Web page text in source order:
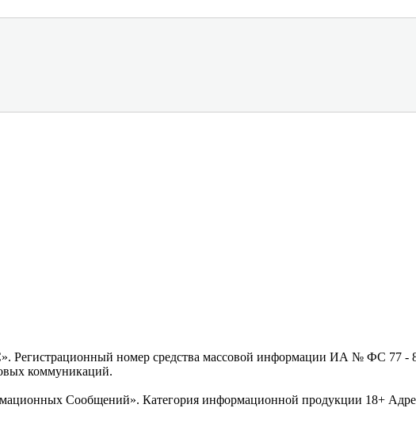
номер средства массовой информации ИА № ФС 77 -
коммуникаций.
Сообщений». Категория информационной продукции 18+